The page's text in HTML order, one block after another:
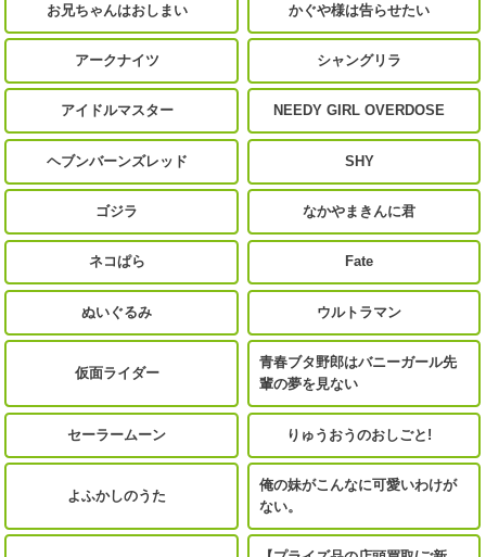
お兄ちゃんはおしまい かぐや様は告らせたい
アークナイツ シャングリラ
アイドルマスター NEEDY GIRL OVERDOSE
ヘブンバーンズレッド SHY
ゴジラ なかやまきんに君
ネコぱら Fate
ぬいぐるみ ウルトラマン
仮面ライダー
青春ブタ野郎はバニーガール先
輩の夢を見ない
セーラームーン りゅうおうのおしごと!
よふかしのうた
俺の妹がこんなに可愛いわけが
ない。